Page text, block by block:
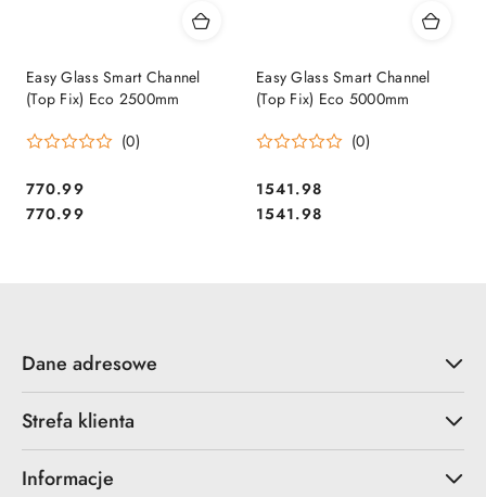
Easy Glass Smart Channel
(Top Fix) Eco 2500mm
(0)
Cena:
770.99
Cena:
770.99
Easy Glass Smart Channel
(Top Fix) Eco 5000mm
(0)
Cena:
1541.98
Cena:
1541.98
Dane adresowe
Strefa klienta
Informacje